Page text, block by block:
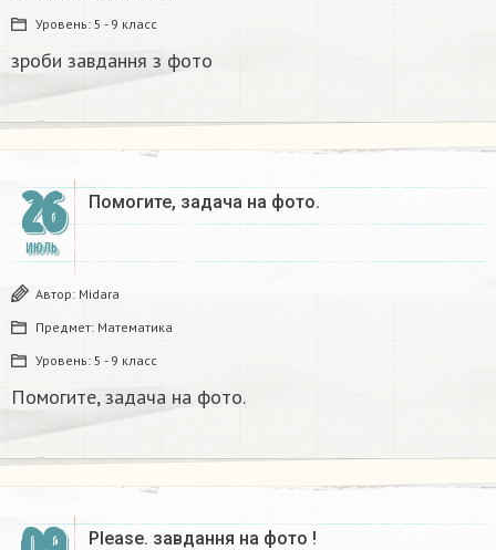
Уровень: 5 - 9 класс
зроби завдання з фото​
26
ИЮЛЬ
Помогите, задача на фото.
Автор: Midara
Предмет: Математика
Уровень: 5 - 9 класс
Помогите, задача на фото.
Please. завдання на фото !